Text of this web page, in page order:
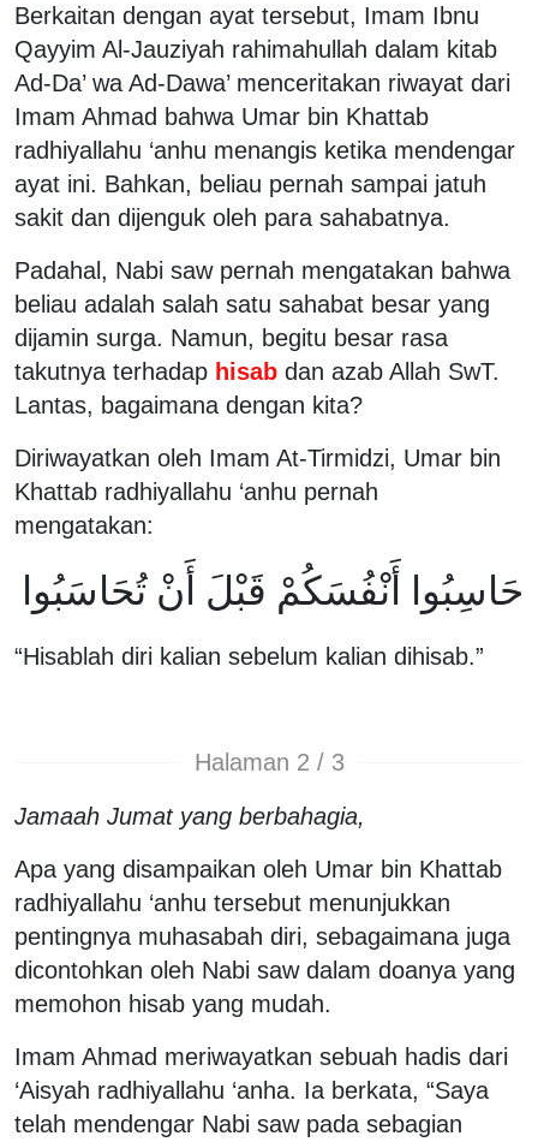
Berkaitan dengan ayat tersebut, Imam Ibnu
Qayyim Al-Jauziyah rahimahullah dalam kitab
Ad-Da’ wa Ad-Dawa’ menceritakan riwayat dari
Imam Ahmad bahwa Umar bin Khattab
radhiyallahu ‘anhu menangis ketika mendengar
ayat ini. Bahkan, beliau pernah sampai jatuh
sakit dan dijenguk oleh para sahabatnya.
Padahal, Nabi saw pernah mengatakan bahwa
beliau adalah salah satu sahabat besar yang
dijamin surga. Namun, begitu besar rasa
takutnya terhadap hisab dan azab Allah SwT.
Lantas, bagaimana dengan kita?
Diriwayatkan oleh Imam At-Tirmidzi, Umar bin
Khattab radhiyallahu ‘anhu pernah
mengatakan:
حَاسِبُوا أَنْفُسَكُمْ قَبْلَ أَنْ تُحَاسَبُوا
“Hisablah diri kalian sebelum kalian dihisab.”
Halaman 2 / 3
Jamaah Jumat yang berbahagia,
Apa yang disampaikan oleh Umar bin Khattab
radhiyallahu ‘anhu tersebut menunjukkan
pentingnya muhasabah diri, sebagaimana juga
dicontohkan oleh Nabi saw dalam doanya yang
memohon hisab yang mudah.
Imam Ahmad meriwayatkan sebuah hadis dari
‘Aisyah radhiyallahu ‘anha. Ia berkata, “Saya
telah mendengar Nabi saw pada sebagian